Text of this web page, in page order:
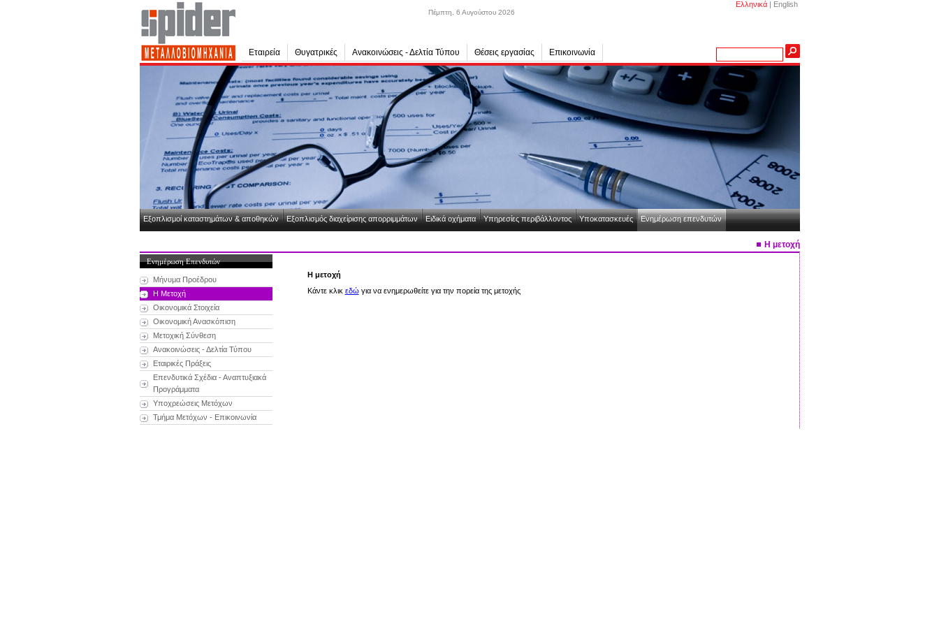
Πέμπτη, 6 Αυγούστου 2026
Εταιρεία Θυγατρικές Ανακοινώσεις - Δελτία Τύπου Θέσεις εργασίας Επικοινωνία
Ελληνικά | English
Εξοπλισμοί καταστημάτων & αποθηκών Εξοπλισμός διαχείρισης απορριμμάτων Ειδικά οχήματα Υπηρεσίες περιβάλλοντος Υποκατασκευές Ενημέρωση επενδυτών
Η μετοχή
Ενημέρωση Επενδυτών
Μήνυμα Προέδρου
Η Μετοχή
Οικονομικά Στοιχεία
Οικονομική Ανασκόπιση
Μετοχική Σύνθεση
Ανακοινώσεις - Δελτία Τύπου
Εταιρικές Πράξεις
Επενδυτικά Σχέδια - Αναπτυξιακά
Προγράμματα
Υποχρεώσεις Μετόχων
Τμήμα Μετόχων - Επικοινωνία
Η μετοχή
Κάντε κλικ εδώγια να ενημερωθείτε για την πορεία της μετοχής